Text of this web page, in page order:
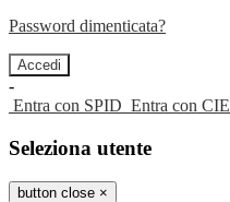
Password dimenticata?
-
Entra con SPID Entra con CIE
Seleziona utente
button close ×